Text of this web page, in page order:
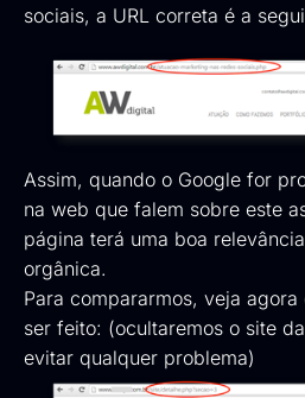
sociais, a URL correta é a
Assim, quando o Google for
na web que falem sobre este
página terá uma boa
orgânica.
Para compararmos, veja
ser feito: (ocultaremos o site
evitar qualquer problema)